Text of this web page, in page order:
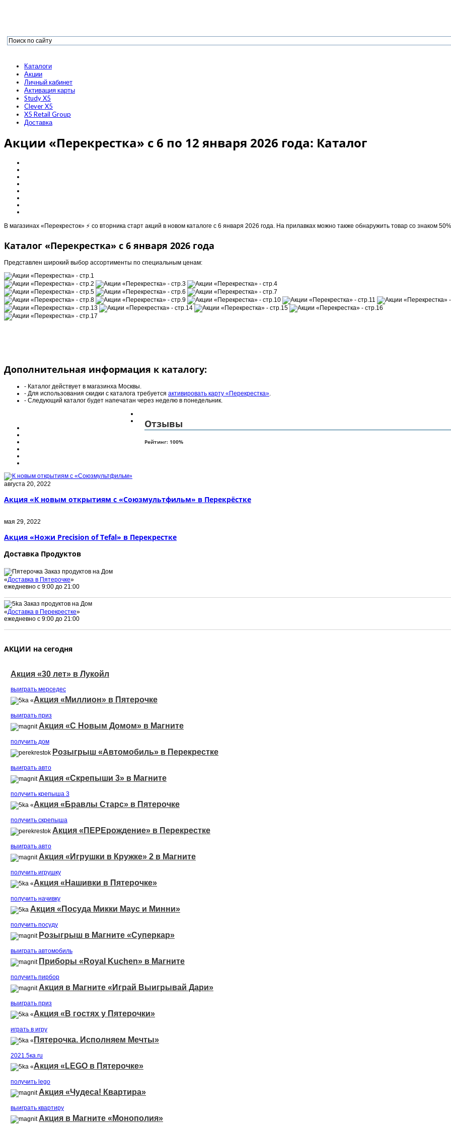
Каталоги
Акции
Личный кабинет
Активация карты
Study X5
Clever X5
X5 Retail Group
Доставка
Акции «Перекрестка» с 6 по 12 января 2026 года: Каталог
В магазинах «Перекресток» ⚡️ со вторника старт акций в новом каталоге с 6 января 2026 года. На прилавках можно также обнаружить товар со знаком
Каталог «Перекрестка» с 6 января 2026 года
Представлен широкий выбор ассортименты по специальным ценам:
Дополнительная информация к каталогу:
- Каталог действует в магазинха Москвы.
- Для использования скидки с каталога требуется активировать карту «Перекрестка».
- Следующий каталог будет напечатан через неделю в понедельник.
Отзывы
Рейтинг: 100%
августа 20, 2022
Акция «К новым открытиям с «Союзмультфильм» в Перекрёстке
мая 29, 2022
Акция «Ножи Precision of Tefal» в Перекрестке
Доставка Продуктов
Заказ продуктов на Дом
«Доставка в Пятерочке»
ежедневно с 9:00 до 21:00
Заказ продуктов на Дом
«Доставка в Перекрестке»
ежедневно с 9:00 до 21:00
АКЦИИ на сегодня
Акция «30 лет» в Лукойл
выиграть мерседеc
«Акция «Миллион» в Пятерочке
выиграть приз
Акция «С Новым Домом» в Магните
получить дом
Розыгрыш «Автомобиль» в Перекрестке
выиграть авто
Акция «Скрепыши 3» в Магните
получить крепыша 3
«Акция «Бравлы Старс» в Пятерочке
получить скрепыша
Акция «ПЕРЕрождение» в Перекрестке
выиграть авто
Акция «Игрушки в Кружке» 2 в Магните
получить игрушку
«Акция «Нашивки в Пятерочке»
получить начивку
Акция «Посуда Микки Маус и Минни»
получить посуду
Розыгрыш в Магните «Суперкар»
выиграть автомобиль
Приборы «Royal Kuchen» в Магните
получить пирбор
Акция в Магните «Играй Выигрывай Дари»
выиграть приз
«Акция «В гостях у Пятерочки»
играть в игру
« Пятерочка. Исполняем Мечты»
2021.5ка.ru
«Акция «LEGO в Пятерочке»
получить lego
Акция «Чудеса! Квартира»
выиграть квартиру
Акция в Магните «Монополия»